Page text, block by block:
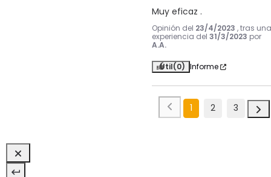
Muy eficaz .
Opinión del 23/4/2023 , tras una
experiencia del 31/3/2023 por
A.A.
Útil(0) Informe
1 2 3